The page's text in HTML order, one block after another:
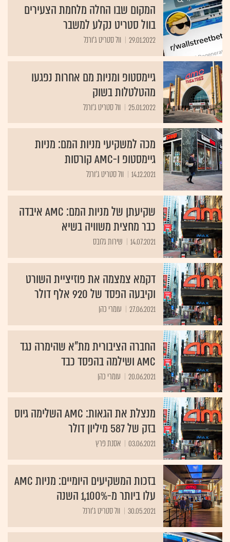
המקום שבו החלה מלחמת הצעירים
בוול סטריט נקלע למשבר
29.01.2022 וול סטריט ג'ורנל
גיימסטופ ומניות מם אחרות נפגעו
מהטלטלות בשוק
25.01.2022 וול סטריט ג'ורנל
מכה למשקיעי מניות המם: מניות
גיימסטופ ו-AMC קורסות
14.12.2021 וול סטריט ג'ורנל
שקיעתן של מניות המם: AMC איבדה
כבר מחצית משוויה בשיא
14.07.2021 שירות גלובס
דקמא צמצמה את פוזיציית השורט
וקיבעה הפסד של 920 אלף דולר
27.06.2021 עומרי כהן
החברה הציבורית מת"א שהימרה נגד
AMC ושילמה בהפסד כבד
20.06.2021 עומרי כהן
מנצלת את הגאות: AMC השלימה גיוס
בזק של 587 מיליון דולר
03.06.2021 אסנת פרץ
בזכות המשקיעים היומיים: מניות AMC
עלו ביותר מ-1,100% השנה
30.05.2021 וול סטריט ג'ורנל